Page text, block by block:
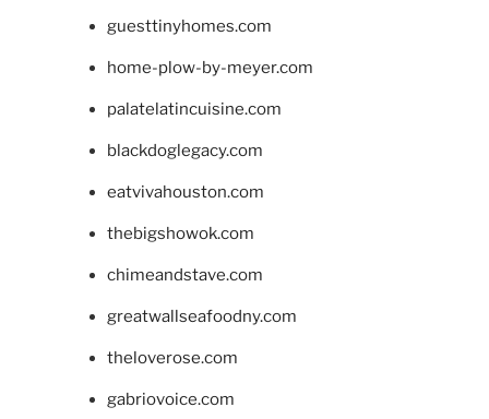
guesttinyhomes.com
home-plow-by-meyer.com
palatelatincuisine.com
blackdoglegacy.com
eatvivahouston.com
thebigshowok.com
chimeandstave.com
greatwallseafoodny.com
theloverose.com
gabriovoice.com